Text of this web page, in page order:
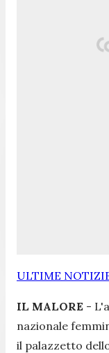
ULTIME
IL MALORE -
nazionale
il palazzetto